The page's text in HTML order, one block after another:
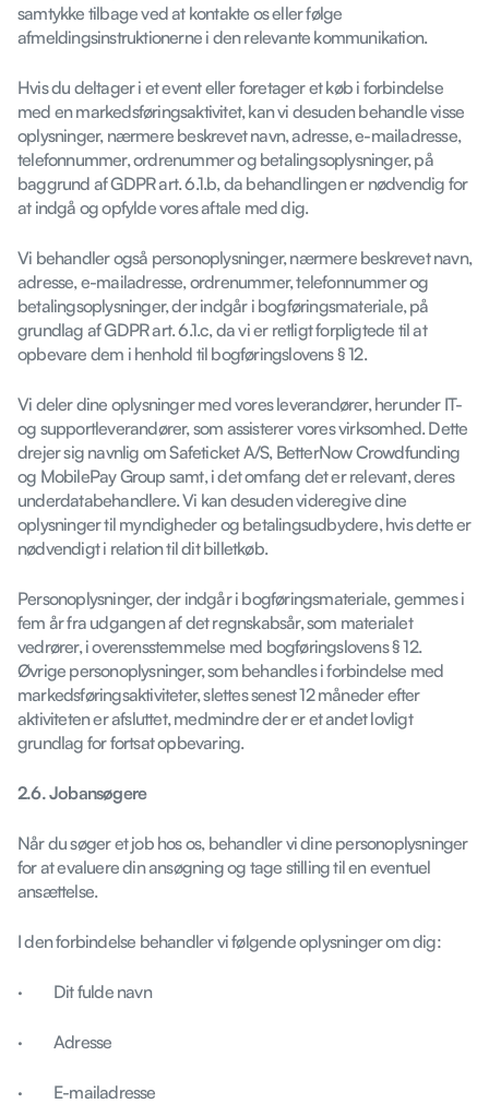
samtykke tilbage ved at kontakte os eller følge
afmeldingsinstruktionerne i den relevante kommunikation.
Hvis du deltager i et event eller foretager et køb i forbindelse
med en markedsføringsaktivitet, kan vi desuden behandle visse
oplysninger, nærmere beskrevet navn, adresse, e-mailadresse,
telefonnummer, ordrenummer og betalingsoplysninger, på
baggrund af GDPR art. 6.1.b, da behandlingen er nødvendig for
at indgå og opfylde vores aftale med dig.
Vi behandler også personoplysninger, nærmere beskrevet navn,
adresse, e-mailadresse, ordrenummer, telefonnummer og
betalingsoplysninger, der indgår i bogføringsmateriale, på
grundlag af GDPR art. 6.1.c, da vi er retligt forpligtede til at
opbevare dem i henhold til bogføringslovens § 12.
Vi deler dine oplysninger med vores leverandører, herunder IT-
og supportleverandører, som assisterer vores virksomhed. Dette
drejer sig navnlig om Safeticket A/S, BetterNow Crowdfunding
og MobilePay Group samt, i det omfang det er relevant, deres
underdatabehandlere. Vi kan desuden videregive dine
oplysninger til myndigheder og betalingsudbydere, hvis dette er
nødvendigt i relation til dit billetkøb.
Personoplysninger, der indgår i bogføringsmateriale, gemmes i
fem år fra udgangen af det regnskabsår, som materialet
vedrører, i overensstemmelse med bogføringslovens § 12.
Øvrige personoplysninger, som behandles i forbindelse med
markedsføringsaktiviteter, slettes senest 12 måneder efter
aktiviteten er afsluttet, medmindre der er et andet lovligt
grundlag for fortsat opbevaring.
2.6. Jobansøgere
Når du søger et job hos os, behandler vi dine personoplysninger
for at evaluere din ansøgning og tage stilling til en eventuel
ansættelse.
I den forbindelse behandler vi følgende oplysninger om dig:
· Dit fulde navn
· Adresse
· E-mailadresse